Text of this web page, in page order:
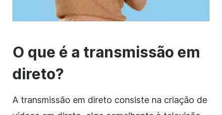
O que é a transmissão em
direto?
A transmissão em direto consiste na criação de